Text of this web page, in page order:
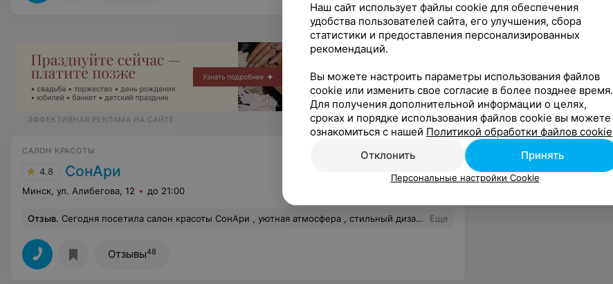
ЭФФЕКТИВНАЯ РЕКЛАМА НА САЙТЕ
САЛОН КРАСОТЫ
4.8 СонАри
Минск, ул. Алибегова, 12 до 21:00
Отзыв. Сегодня посетила салон красоты СонАри , уютная атмосфера , стильный дизайн салона нельзя не заметить , при входе меня встречала красивый и доброжелательный администратор Татьяна , посещала процедуру комбинированную чистку по уходу за лицом у косметолога Натальи , ее опытные ручки ,это нечто , я получила профессиональную консультацию по уходу лица , сама процедура , одно наслаждение Спасибо , ещё раз Наталья СонАри , отныне моя любовь Всем советую Еще
Отзывы48
Наш сайт использует файлы cookie для обеспечения
удобства пользователей сайта, его улучшения, сбора
статистики и предоставления персонализированных
рекомендаций.
Вы можете настроить параметры использования файлов
cookie или изменить свое согласие в более позднее время.
Для получения дополнительной информации о целях,
сроках и порядке использования файлов cookie вы можете
ознакомиться с нашей Политикой обработки файлов cookie
Отклонить
Принять
Персональные настройки Cookie